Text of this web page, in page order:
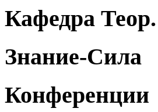
Кафедра
Знание-Сила
Конференции